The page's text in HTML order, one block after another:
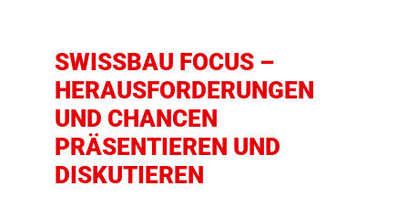
SWISSBAU FOCUS –
HERAUSFORDERUNGEN
UND CHANCEN
PRÄSENTIEREN UND
DISKUTIEREN